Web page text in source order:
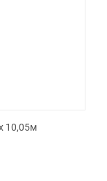
10,05м